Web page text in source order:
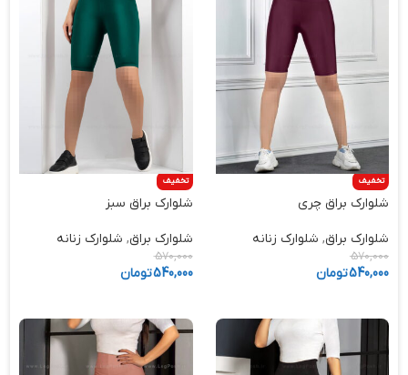
تخفیف
شلوارک براق چری
شلوارک براق, شلوارک زنانه
570,000
540,000تومان
تخفیف
شلوارک براق سبز
شلوارک براق, شلوارک زنانه
570,000
540,000تومان